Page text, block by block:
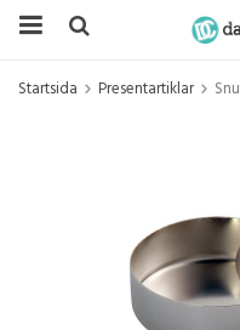
Startsida Presentartiklar